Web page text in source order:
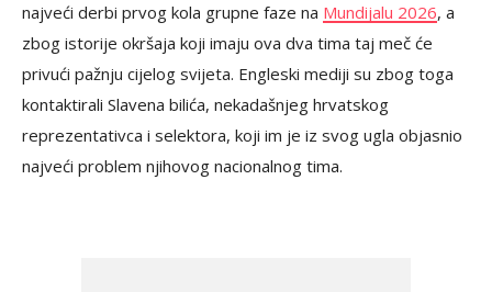
najveći derbi prvog kola grupne faze na Mundijalu 2026, a
zbog istorije okršaja koji imaju ova dva tima taj meč će
privući pažnju cijelog svijeta. Engleski mediji su zbog toga
kontaktirali Slavena bilića, nekadašnjeg hrvatskog
reprezentativca i selektora, koji im je iz svog ugla objasnio
najveći problem njihovog nacionalnog tima.